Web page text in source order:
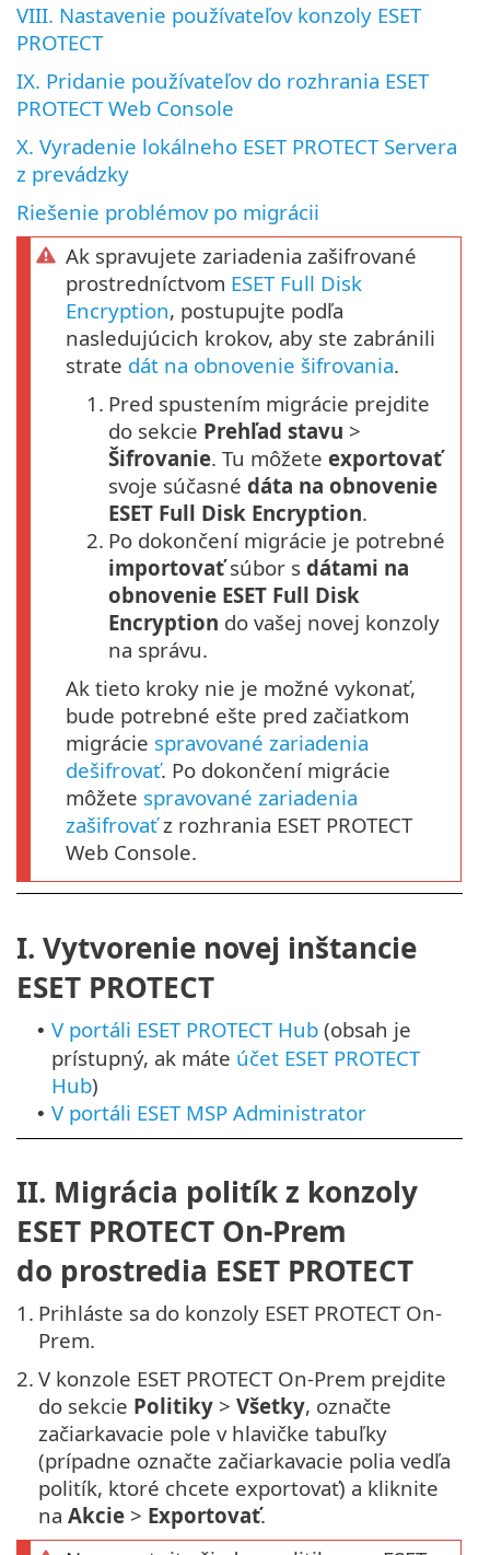
VIII. Nastavenie používateľov konzoly ESET
PROTECT
IX. Pridanie používateľov do rozhrania ESET
PROTECT Web Console
X. Vyradenie lokálneho ESET PROTECT Servera
z prevádzky
Riešenie problémov po migrácii
Ak spravujete zariadenia zašifrované
prostredníctvom ESET Full Disk
Encryption, postupujte podľa
nasledujúcich krokov, aby ste zabránili
strate dát na obnovenie šifrovania.
1. Pred spustením migrácie prejdite
do sekcie Prehľad stavu >
Šifrovanie. Tu môžete exportovať
svoje súčasné dáta na obnovenie
ESET Full Disk Encryption.
2. Po dokončení migrácie je potrebné
importovaťsúbor s dátami na
obnovenie ESET Full Disk
Encryption do vašej novej konzoly
na správu.
Ak tieto kroky nie je možné vykonať,
bude potrebné ešte pred začiatkom
migrácie spravované zariadenia
dešifrovať. Po dokončení migrácie
môžete spravované zariadenia
zašifrovaťz rozhrania ESET PROTECT
Web Console.
I. Vytvorenie novej inštancie
ESET PROTECT
• V portáli ESET PROTECT Hub (obsah je
prístupný, ak máte účet ESET PROTECT
Hub)
• V portáli ESET MSP Administrator
II. Migrácia politík z konzoly
ESET PROTECT On-Prem
do prostredia ESET PROTECT
1. Prihláste sa do konzoly ESET PROTECT On-
Prem.
2. V konzole ESET PROTECT On-Prem prejdite
do sekcie Politiky > Všetky, označte
začiarkavacie pole v hlavičke tabuľky
(prípadne označte začiarkavacie polia vedľa
politík, ktoré chcete exportovať) a kliknite
na Akcie > Exportovať.